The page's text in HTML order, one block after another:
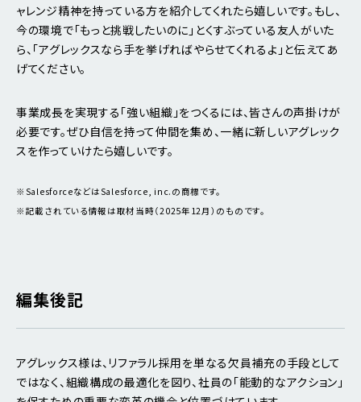
ャレンジ精神を持っている方を紹介してくれたら嬉しいです。もし、
今の環境で「もっと挑戦したいのに」とくすぶっている友人がいた
ら、「アグレックスなら手を挙げればやらせてくれるよ」と伝えてあ
げてください。
事業成長を実現する「強い組織」をつくるには、皆さんの声掛けが
必要です。ぜひ自信を持って仲間を集め、一緒に新しいアグレック
スを作っていけたら嬉しいです。
※SalesforceなどはSalesforce, inc.の商標です。
※記載されている情報は取材当時（2025年12月）のものです。
編集後記
アグレックス様は、リファラル採用を単なる欠員補充の手段として
ではなく、組織構成の最適化を図り、社員の「能動的なアクション」